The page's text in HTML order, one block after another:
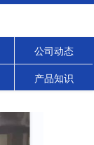
公司动态
产品知识